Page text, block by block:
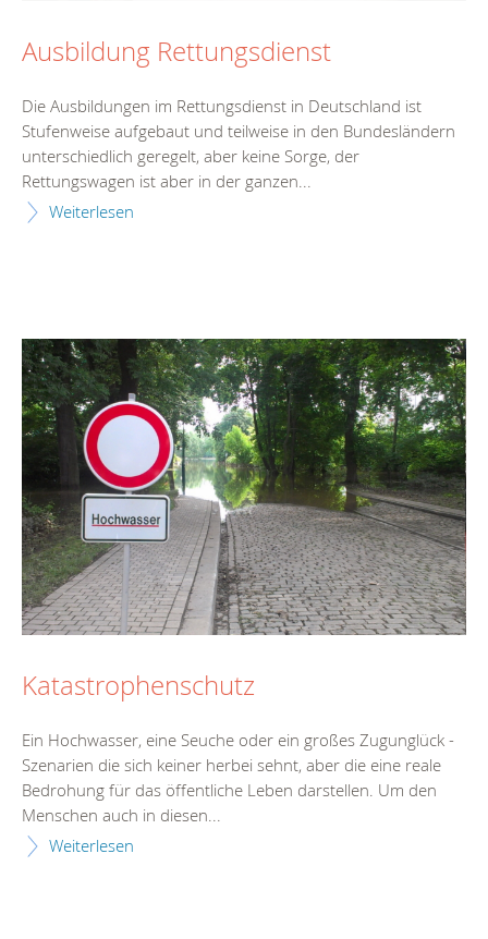
Ausbildung Rettungsdienst
Die Ausbildungen im Rettungsdienst in Deutschland ist
Stufenweise aufgebaut und teilweise in den Bundesländern
unterschiedlich geregelt, aber keine Sorge, der
Rettungswagen ist aber in der ganzen...
Weiterlesen
Katastrophenschutz
Ein Hochwasser, eine Seuche oder ein großes Zugunglück -
Szenarien die sich keiner herbei sehnt, aber die eine reale
Bedrohung für das öffentliche Leben darstellen. Um den
Menschen auch in diesen...
Weiterlesen